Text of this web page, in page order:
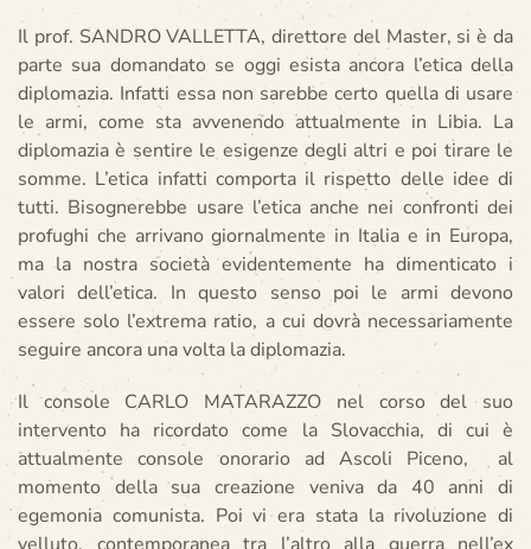
Il prof. SANDRO VALLETTA, direttore del Master, si è da
parte sua domandato se oggi esista ancora l’etica della
diplomazia. Infatti essa non sarebbe certo quella di usare
le armi, come sta avvenendo attualmente in Libia. La
diplomazia è sentire le esigenze degli altri e poi tirare le
somme. L’etica infatti comporta il rispetto delle idee di
tutti. Bisognerebbe usare l’etica anche nei confronti dei
profughi che arrivano giornalmente in Italia e in Europa,
ma la nostra società evidentemente ha dimenticato i
valori dell’etica. In questo senso poi le armi devono
essere solo l’extrema ratio, a cui dovrà necessariamente
seguire ancora una volta la diplomazia.
Il console CARLO MATARAZZO nel corso del suo
intervento ha ricordato come la Slovacchia, di cui è
attualmente console onorario ad Ascoli Piceno, al
momento della sua creazione veniva da 40 anni di
egemonia comunista. Poi vi era stata la rivoluzione di